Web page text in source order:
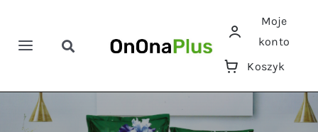
zawartości
ToggleToggle
Moje
konto
Koszyk